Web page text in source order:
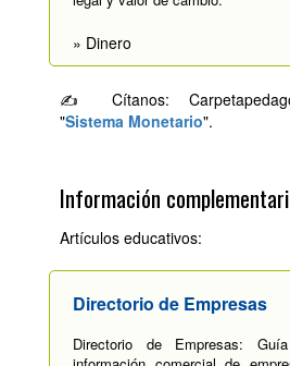
» Dinero
✍ Cítanos:
"Sistema Monetario".
Información
Artículos educativos:
Directorio de Empresas
Directorio de Empresas: